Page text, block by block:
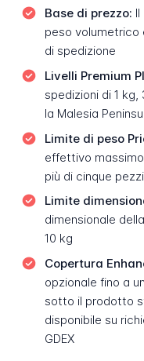
Base di prezzo:
peso
di spedizione
Livelli Premium
spedizioni di 1
la Malesia
Limite di peso
effettivo
più di cinque pezzi
Limite
dimensionale
10 kg
Copertura
opzionale fino a
sotto il prodotto
disponibile su
GDEX